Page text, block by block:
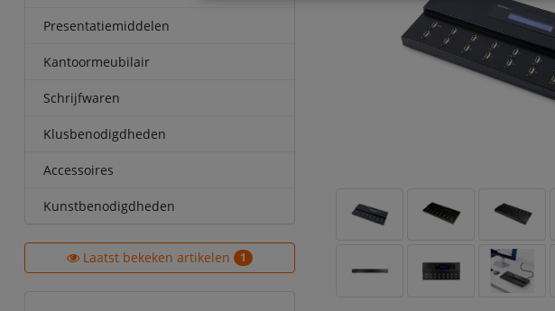
Presentatiemiddelen
Kantoormeubilair
Schrijfwaren
Klusbenodigdheden
Accessoires
Kunstbenodigdheden
Laatst bekeken artikelen 1